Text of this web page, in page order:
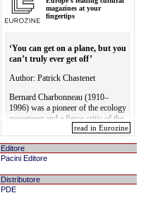
Editore
Pacini Editore
Distributore
PDE